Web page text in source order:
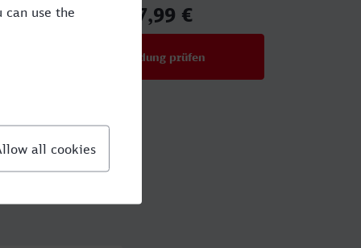
27,99 €
Verbindung prüfen